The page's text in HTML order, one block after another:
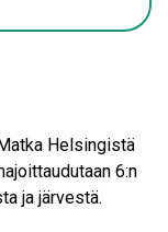
Helsingistä
6:n
ja järvestä.